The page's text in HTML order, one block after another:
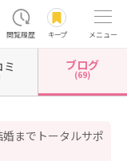
閲覧履歴 キープ メニュー
なぎの樹 カウンセラーブロ
までトータルサポ
ミ ブログ
(69)